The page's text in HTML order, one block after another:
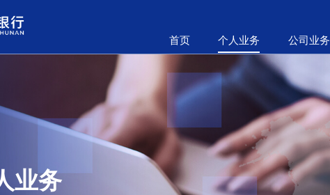
首页 个人业务 公司业务
业务